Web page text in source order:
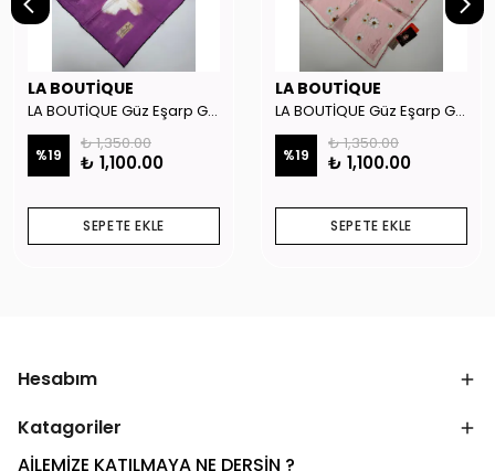
LA BOUTİQUE
LA BOUTİQUE Güz Eşarp GYSE262908
%19
₺ 1,350.00
₺ 1,100.00
SEPETE EKLE
LA BOUTİQUE
LA BOUTİQUE Güz Eşarp GYSE130804
%19
₺ 1,350.00
₺ 1,100.00
SEPETE EKLE
Hesabım
Katagoriler
AİLEMİZE KATILMAYA NE DERSİN ?